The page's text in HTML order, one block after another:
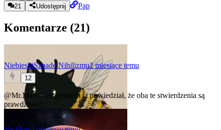
21
Udostępnij Pap
Komentarze (21)
NiebieskiSzpadelNihilizmu2 miesiące temu
12
@Mr.Mars a co gdybym ci powiedział, że oba te stwierdzenia są
prawdziwe?